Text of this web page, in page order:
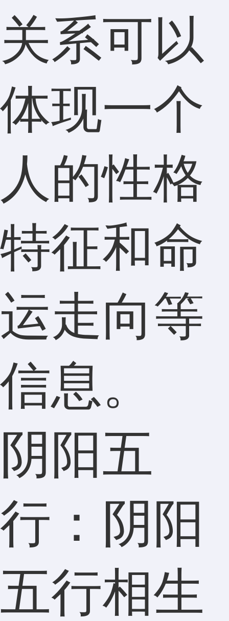
关系可以
体现一个
人的性格
特征和命
运走向等
信息。
阴阳五
行：阴阳
五行相生